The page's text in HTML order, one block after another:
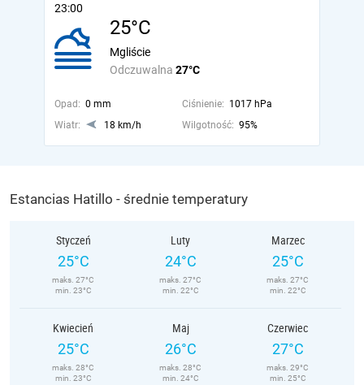
23:00
25°C
Odczuwalna 27°C
Mgliście
Opad: 0 mm Ciśnienie: 1017 hPa
Wiatr:
18 km/h Wilgotność: 95%
Estancias Hatillo - średnie temperatury
Styczeń
25°C
maks. 27°C
min. 23°C
Luty
24°C
maks. 27°C
min. 22°C
Marzec
25°C
maks. 27°C
min. 22°C
Kwiecień
25°C
maks. 28°C
min. 23°C
Maj
26°C
maks. 28°C
min. 24°C
Czerwiec
27°C
maks. 29°C
min. 25°C